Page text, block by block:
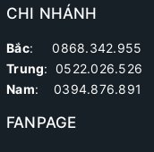
CHI NHÁNH
Bắc: 0868.342.955
Trung: 0522.026.526
Nam: 0394.876.891
FANPAGE